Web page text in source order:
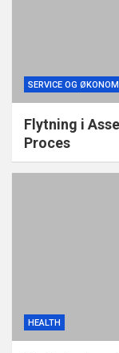
SERVICE OG
Flytning i
Proces
HEALTH